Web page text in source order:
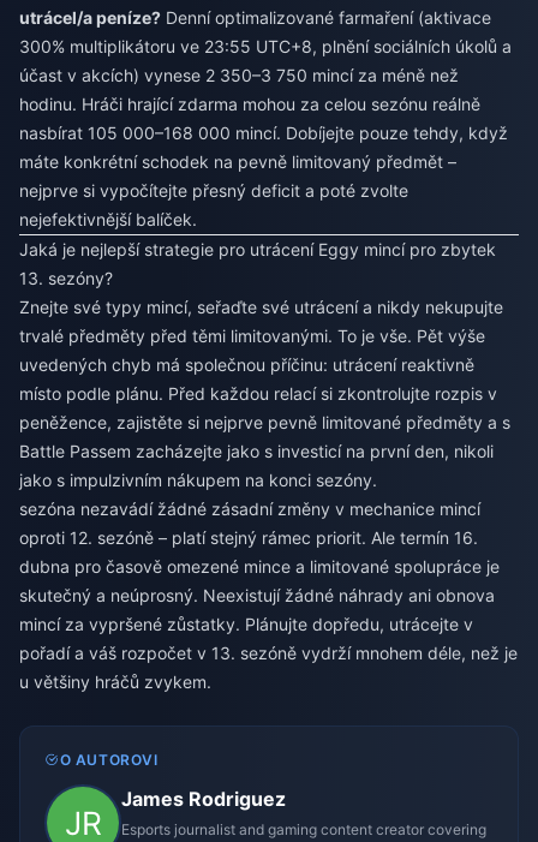
utrácel/a peníze? Denní optimalizované farmaření (aktivace
300% multiplikátoru ve 23:55 UTC+8, plnění sociálních úkolů a
účast v akcích) vynese 2 350–3 750 mincí za méně než
hodinu. Hráči hrající zdarma mohou za celou sezónu reálně
nasbírat 105 000–168 000 mincí. Dobíjejte pouze tehdy, když
máte konkrétní schodek na pevně limitovaný předmět –
nejprve si vypočítejte přesný deficit a poté zvolte
nejefektivnější balíček.
Jaká je nejlepší strategie pro utrácení Eggy mincí pro zbytek
13. sezóny?
Znejte své typy mincí, seřaďte své utrácení a nikdy nekupujte
trvalé předměty před těmi limitovanými. To je vše. Pět výše
uvedených chyb má společnou příčinu: utrácení reaktivně
místo podle plánu. Před každou relací si zkontrolujte rozpis v
peněžence, zajistěte si nejprve pevně limitované předměty a s
Battle Passem zacházejte jako s investicí na první den, nikoli
jako s impulzivním nákupem na konci sezóny.
sezóna nezavádí žádné zásadní změny v mechanice mincí
oproti 12. sezóně – platí stejný rámec priorit. Ale termín 16.
dubna pro časově omezené mince a limitované spolupráce je
skutečný a neúprosný. Neexistují žádné náhrady ani obnova
mincí za vypršené zůstatky. Plánujte dopředu, utrácejte v
pořadí a váš rozpočet v 13. sezóně vydrží mnohem déle, než je
u většiny hráčů zvykem.
O AUTOROVI
James Rodriguez
Esports journalist and gaming content creator covering